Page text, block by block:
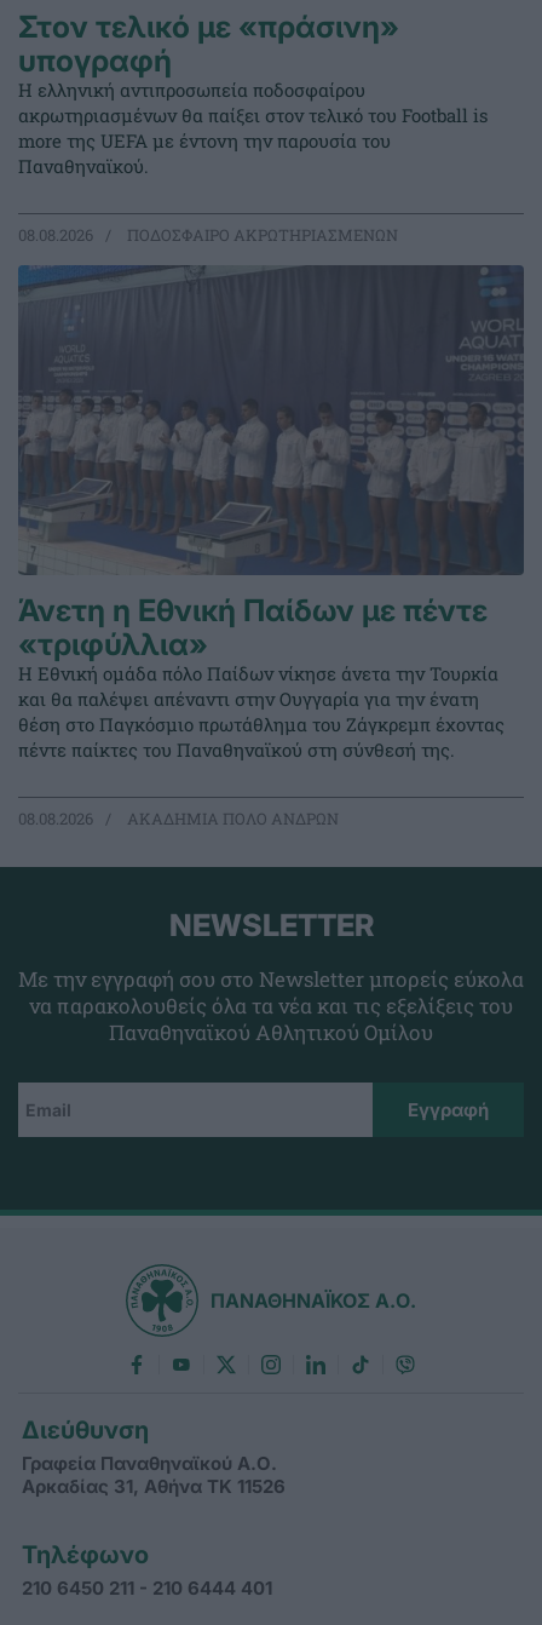
Στον τελικό με «πράσινη»
υπογραφή
Η ελληνική αντιπροσωπεία ποδοσφαίρου
ακρωτηριασμένων θα παίξει στον τελικό του Football is
more της UEFA με έντονη την παρουσία του
Παναθηναϊκού.
08.08.2026 ΠΟΔΟΣΦΑΙΡΟ ΑΚΡΩΤΗΡΙΑΣΜΕΝΩΝ
Άνετη η Εθνική Παίδων με πέντε
«τριφύλλια»
Η Εθνική ομάδα πόλο Παίδων νίκησε άνετα την Τουρκία
και θα παλέψει απέναντι στην Ουγγαρία για την ένατη
θέση στο Παγκόσμιο πρωτάθλημα του Ζάγκρεμπ έχοντας
πέντε παίκτες του Παναθηναϊκού στη σύνθεσή της.
08.08.2026 ΑΚΑΔΗΜΙΑ ΠΟΛΟ ΑΝΔΡΩΝ
NEWSLETTER
Με την εγγραφή σου στο Newsletter μπορείς εύκολα
να παρακολουθείς όλα τα νέα και τις εξελίξεις του
Παναθηναϊκού Αθλητικού Ομίλου
ΠΑΝΑΘΗΝΑΪΚΟΣ Α.Ο.
Διεύθυνση
Γραφεία Παναθηναϊκού Α.Ο.
Αρκαδίας 31, Αθήνα ΤΚ 11526
Τηλέφωνο
210 6450 211 - 210 6444 401